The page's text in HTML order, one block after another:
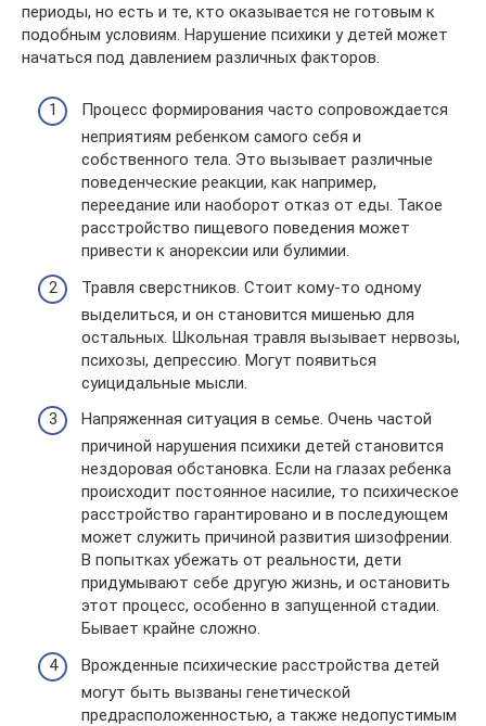
периоды, но есть и те, кто оказывается не готовым к
подобным условиям. Нарушение психики у детей может
начаться под давлением различных факторов.
Процесс формирования часто сопровождается
неприятиям ребенком самого себя и
собственного тела. Это вызывает различные
поведенческие реакции, как например,
переедание или наоборот отказ от еды. Такое
расстройство пищевого поведения может
привести к анорексии или булимии.
Травля сверстников. Стоит кому-то одному
выделиться, и он становится мишенью для
остальных. Школьная травля вызывает нервозы,
психозы, депрессию. Могут появиться
суицидальные мысли.
Напряженная ситуация в семье. Очень частой
причиной нарушения психики детей становится
нездоровая обстановка. Если на глазах ребенка
происходит постоянное насилие, то психическое
расстройство гарантировано и в последующем
может служить причиной развития шизофрении.
В попытках убежать от реальности, дети
придумывают себе другую жизнь, и остановить
этот процесс, особенно в запущенной стадии.
Бывает крайне сложно.
Врожденные психические расстройства детей
могут быть вызваны генетической
предрасположенностью, а также недопустимым